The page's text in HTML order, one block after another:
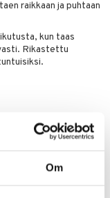
Om
raikkaan ja puhtaan
kun taas
Rikastettu
ja suihkuta hiusten